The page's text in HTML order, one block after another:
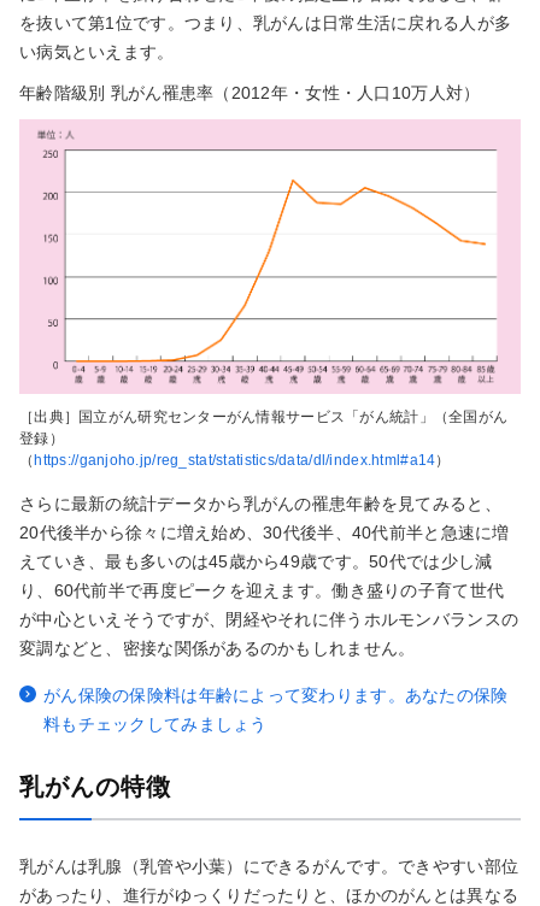
を抜いて第1位です。つまり、乳がんは日常生活に戻れる人が多
い病気といえます。
年齢階級別 乳がん罹患率（2012年・女性・人口10万人対）
［出典］国立がん研究センターがん情報サービス「がん統計」（全国がん
登録）
（https://ganjoho.jp/reg_stat/statistics/data/dl/index.html#a14）
さらに最新の統計データから乳がんの罹患年齢を見てみると、
20代後半から徐々に増え始め、30代後半、40代前半と急速に増
えていき、最も多いのは45歳から49歳です。50代では少し減
り、60代前半で再度ピークを迎えます。働き盛りの子育て世代
が中心といえそうですが、閉経やそれに伴うホルモンバランスの
変調などと、密接な関係があるのかもしれません。
がん保険の保険料は年齢によって変わります。あなたの保険
料もチェックしてみましょう
乳がんの特徴
乳がんは乳腺（乳管や小葉）にできるがんです。できやすい部位
があったり、進行がゆっくりだったりと、ほかのがんとは異なる